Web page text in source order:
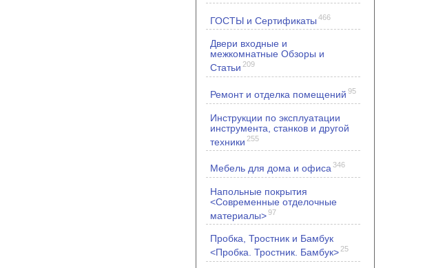
ГОСТЫ и Сертификаты 466
Двери входные и
межкомнатные Обзоры и
Статьи 209
Ремонт и отделка помещений 95
Инструкции по эксплуатации
инструмента, станков и другой
техники 255
Мебель для дома и офиса 346
Напольные покрытия
<Современные отделочные
материалы>97
Пробка, Тростник и Бамбук
<Пробка. Тростник. Бамбук>25